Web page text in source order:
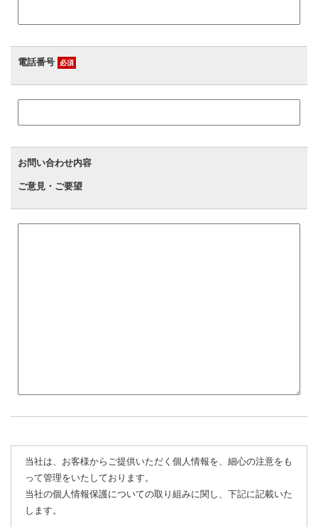
電話番号 必須
お問い合わせ内容
ご意見・ご要望
当社は、お客様からご提供いただく個人情報を、細心の注意をも
って管理をいたしております。
当社の個人情報保護についての取り組みに関し、下記に記載いた
します。